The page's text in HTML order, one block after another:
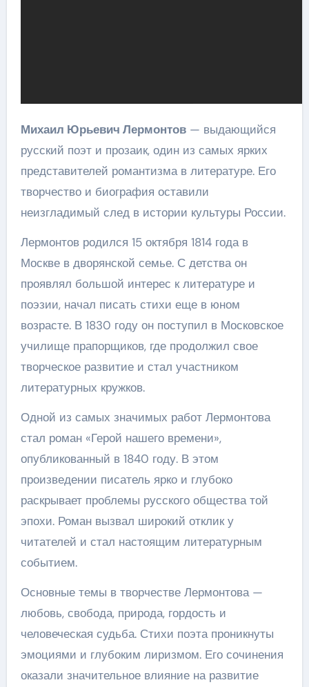
Михаил Юрьевич Лермонтов— выдающийся
русский поэт и прозаик, один из самых ярких
представителей романтизма в литературе. Его
творчество и биография оставили
неизгладимый след в истории культуры России.
Лермонтов родился 15 октября 1814 года в
Москве в дворянской семье. С детства он
проявлял большой интерес к литературе и
поэзии, начал писать стихи еще в юном
возрасте. В 1830 году он поступил в Московское
училище прапорщиков, где продолжил свое
творческое развитие и стал участником
литературных кружков.
Одной из самых значимых работ Лермонтова
стал роман «Герой нашего времени»,
опубликованный в 1840 году. В этом
произведении писатель ярко и глубоко
раскрывает проблемы русского общества той
эпохи. Роман вызвал широкий отклик у
читателей и стал настоящим литературным
событием.
Основные темы в творчестве Лермонтова —
любовь, свобода, природа, гордость и
человеческая судьба. Стихи поэта проникнуты
эмоциями и глубоким лиризмом. Его сочинения
оказали значительное влияние на развитие